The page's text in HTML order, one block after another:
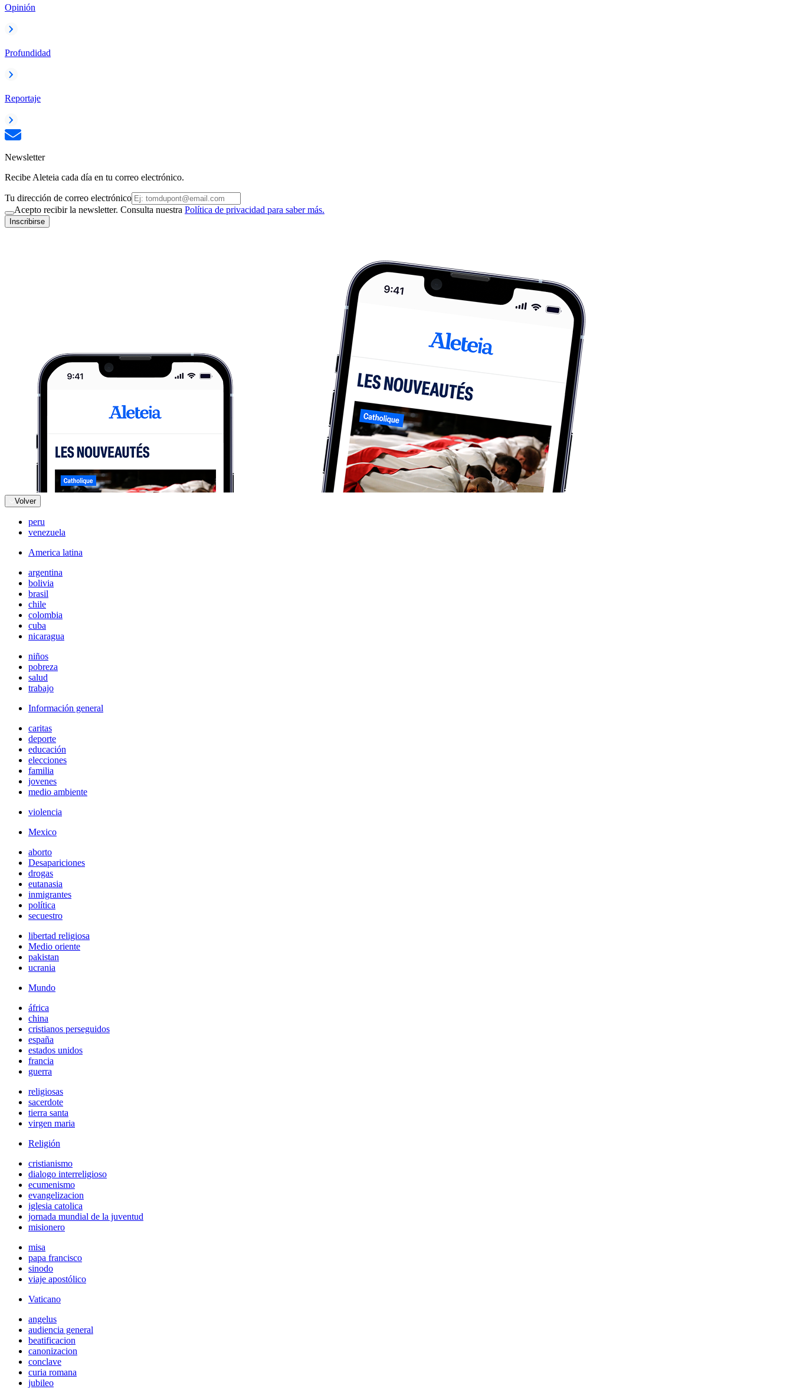
Opinión
Profundidad
Reportaje
Newsletter
Recibe Aleteia cada día en tu correo electrónico.
Tu dirección de correo electrónico
Acepto recibir la newsletter. Consulta nuestra Política de privacidad para saber más.
Inscribirse
Volver
peru
venezuela
America latina
argentina
bolivia
brasil
chile
colombia
cuba
nicaragua
niños
pobreza
salud
trabajo
Información general
caritas
deporte
educación
elecciones
familia
jovenes
medio ambiente
violencia
Mexico
aborto
Desapariciones
drogas
eutanasia
inmigrantes
política
secuestro
libertad religiosa
Medio oriente
pakistan
ucrania
Mundo
áfrica
china
cristianos perseguidos
españa
estados unidos
francia
guerra
religiosas
sacerdote
tierra santa
virgen maria
Religión
cristianismo
dialogo interreligioso
ecumenismo
evangelizacion
iglesia catolica
jornada mundial de la juventud
misionero
misa
papa francisco
sinodo
viaje apostólico
Vaticano
angelus
audiencia general
beatificacion
canonizacion
conclave
curia romana
jubileo